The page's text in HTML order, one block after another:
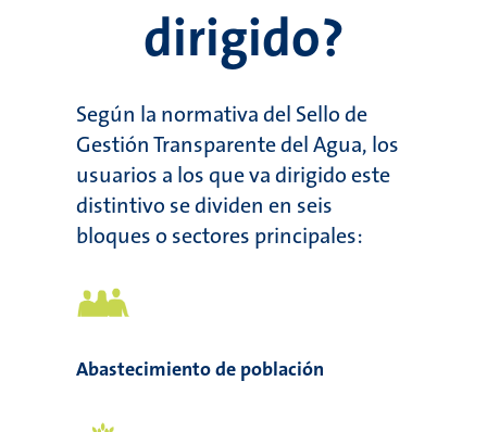
dirigido?
Según la normativa del Sello de
Gestión Transparente del Agua, los
usuarios a los que va dirigido este
distintivo se dividen en seis
bloques o sectores principales:
Abastecimiento de población